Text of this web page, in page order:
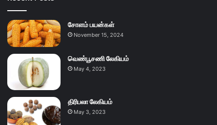
சோளம் பயன்கள்
November 15, 2024
வெண்பூசணி லேகியம்
May 4, 2023
திரிபலா லேகியம்
May 3, 2023